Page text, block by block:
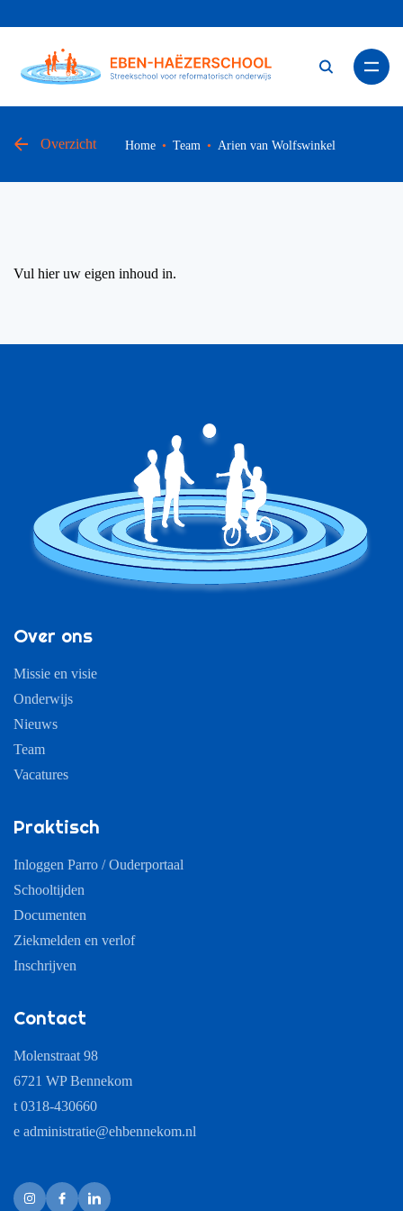
Overzicht Home Team Arien van Wolfswinkel
Vul hier uw eigen inhoud in.
Over ons
Missie en visie
Onderwijs
Nieuws
Team
Vacatures
Praktisch
Inloggen Parro / Ouderportaal
Schooltijden
Documenten
Ziekmelden en verlof
Inschrijven
Contact
Molenstraat 98
6721 WP Bennekom
t 0318-430660
e administratie@ehbennekom.nl